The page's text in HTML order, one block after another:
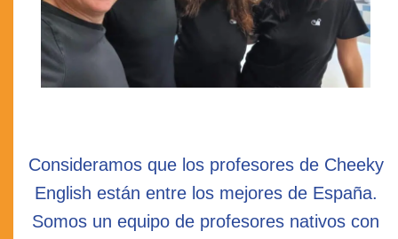
Consideramos que los profesores de Cheeky
English están entre los mejores de España.
Somos un equipo de profesores nativos con